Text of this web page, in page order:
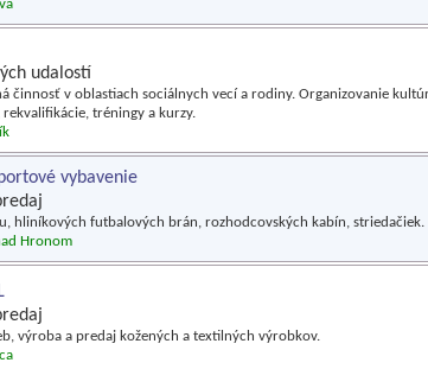
udalostí
činnosť v oblastiach sociálnych vecí a rodiny. Organizovanie
rekvalifikácie, tréningy a kurzy.
vybavenie
hliníkových futbalových brán, rozhodcovských kabín, striedačiek.
Hronom
výroba a predaj kožených a textilných výrobkov.